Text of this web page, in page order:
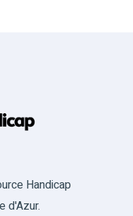
Handicap
d'Azur.